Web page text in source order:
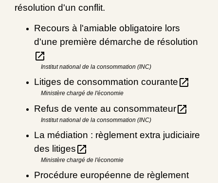
résolution d'un conflit.
Recours à l'amiable obligatoire lors
d'une première démarche de résolution
open_in_new
Institut national de la consommation (INC)
Litiges de consommation couranteopen_in_new
Ministère chargé de l'économie
Refus de vente au consommateuropen_in_new
Institut national de la consommation (INC)
La médiation : règlement extra judiciaire
des litigesopen_in_new
Ministère chargé de l'économie
Procédure européenne de règlement